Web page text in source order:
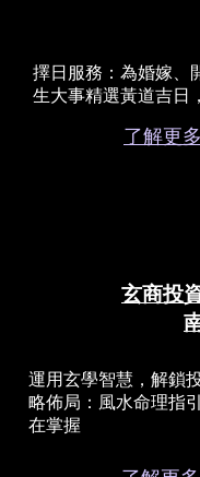
擇日服務：為婚嫁、
生大事精選黃道吉日
了解更
玄商投
運用玄學智慧，解鎖
略佈局：風水命理指
在掌握